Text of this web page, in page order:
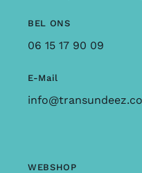
BEL ONS
06 15 17 90 09
E-Mail
WEBSHOP